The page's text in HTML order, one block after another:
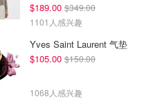
$189.00 $349.00
1101人感兴趣
Yves Saint Laurent 气垫
$105.00 $150.00
1068人感兴趣